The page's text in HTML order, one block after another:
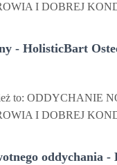
I DOBREJ
- HolisticBart
to: ODDYCHANIE
I DOBREJ
oddychania